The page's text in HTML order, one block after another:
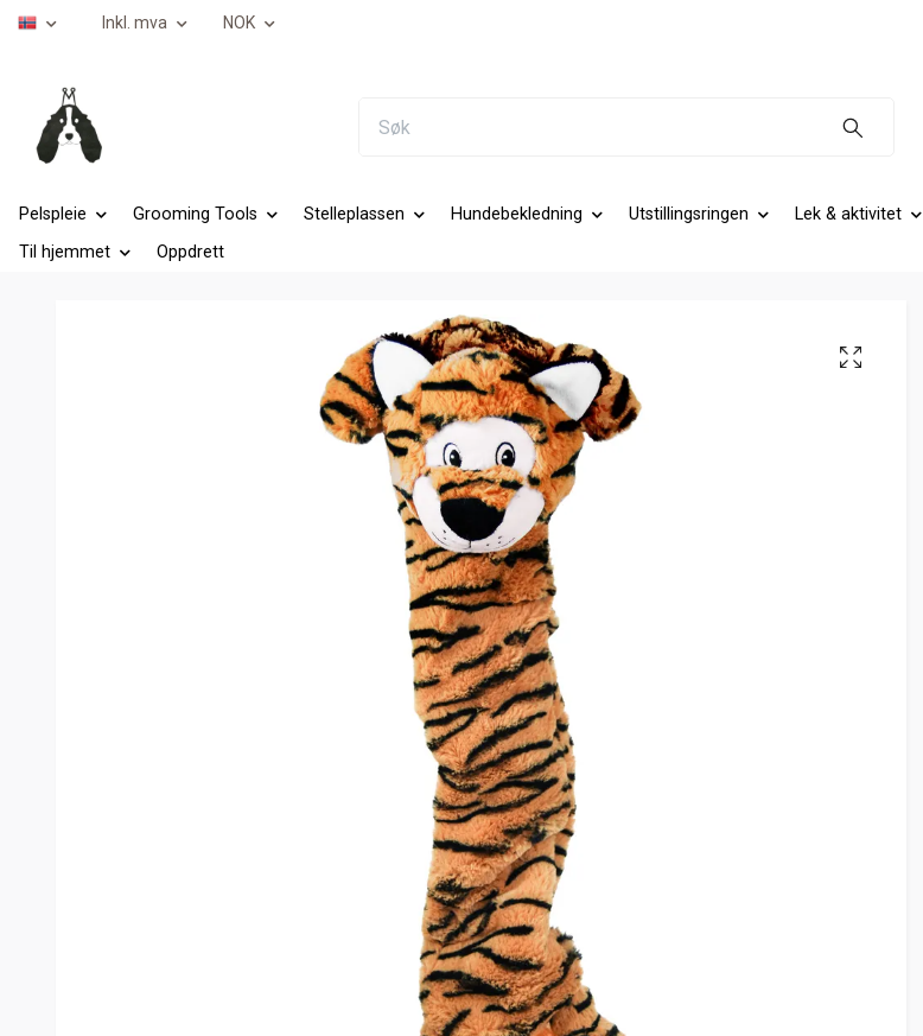
Inkl. mva NOK
Pelspleie Grooming Tools Stelleplassen Hundebekledning Utstillingsringen Lek & aktivitet
Til hjemmet
Oppdrett